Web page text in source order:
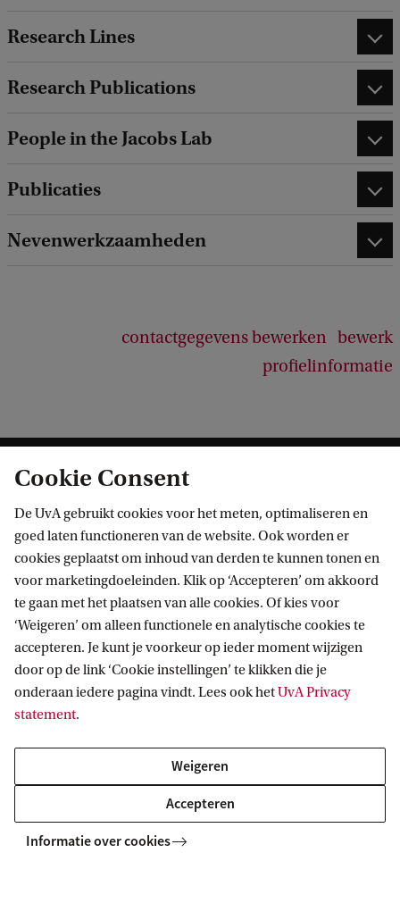
Research Lines
Research Publications
People in the Jacobs Lab
Publicaties
Nevenwerkzaamheden
contactgegevens bewerken bewerk
profielinformatie
Informatie voor
Bachelorstudiekiezers
Masterstudiekiezers
UvA-studenten
Medewerkers
Journalisten
Alumni
Direct naar
Webmail
Bibliotheek
Doneren
Contact
Volg UvA op sociale media
Cookie Consent
De UvA gebruikt cookies voor het meten, optimaliseren en
goed laten functioneren van de website. Ook worden er
cookies geplaatst om inhoud van derden te kunnen tonen en
voor marketingdoeleinden. Klik op ‘Accepteren’ om akkoord
te gaan met het plaatsen van alle cookies. Of kies voor
‘Weigeren’ om alleen functionele en analytische cookies te
accepteren. Je kunt je voorkeur op ieder moment wijzigen
door op de link ‘Cookie instellingen’ te klikken die je
onderaan iedere pagina vindt. Lees ook hetUvA Privacy
statement.
Weigeren
Accepteren
Informatie over cookies
k